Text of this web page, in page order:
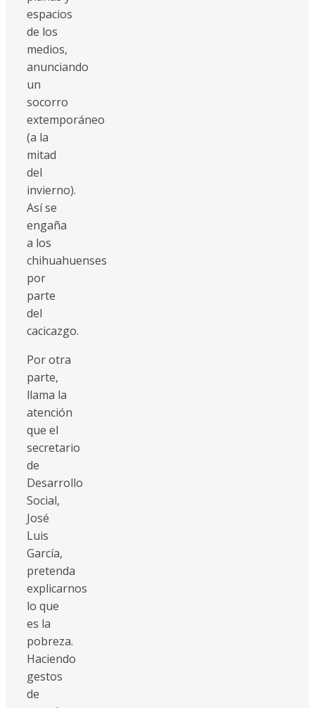
espacios
de los
medios,
anunciando
un
socorro
extemporáneo
(a la
mitad
del
invierno).
Así se
engaña
a los
chihuahuenses
por
parte
del
cacicazgo.
Por otra
parte,
llama la
atención
que el
secretario
de
Desarrollo
Social,
José
Luis
García,
pretenda
explicarnos
lo que
es la
pobreza.
Haciendo
gestos
de